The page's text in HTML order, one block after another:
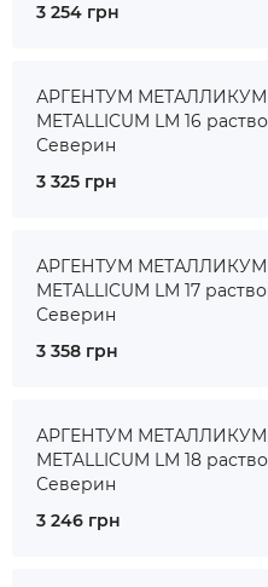
3 254 грн
АРГЕНТУМ МЕТАЛЛИКУМ
METALLICUM LM 16
Северин
3 325 грн
АРГЕНТУМ МЕТАЛЛИКУМ
METALLICUM LM 17
Северин
3 358 грн
АРГЕНТУМ МЕТАЛЛИКУМ
METALLICUM LM 18
Северин
3 246 грн